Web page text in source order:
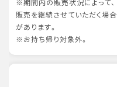
※期間内の販売状況によって、
販売を継続させていただく場合
があります。
※お持ち帰り対象外。